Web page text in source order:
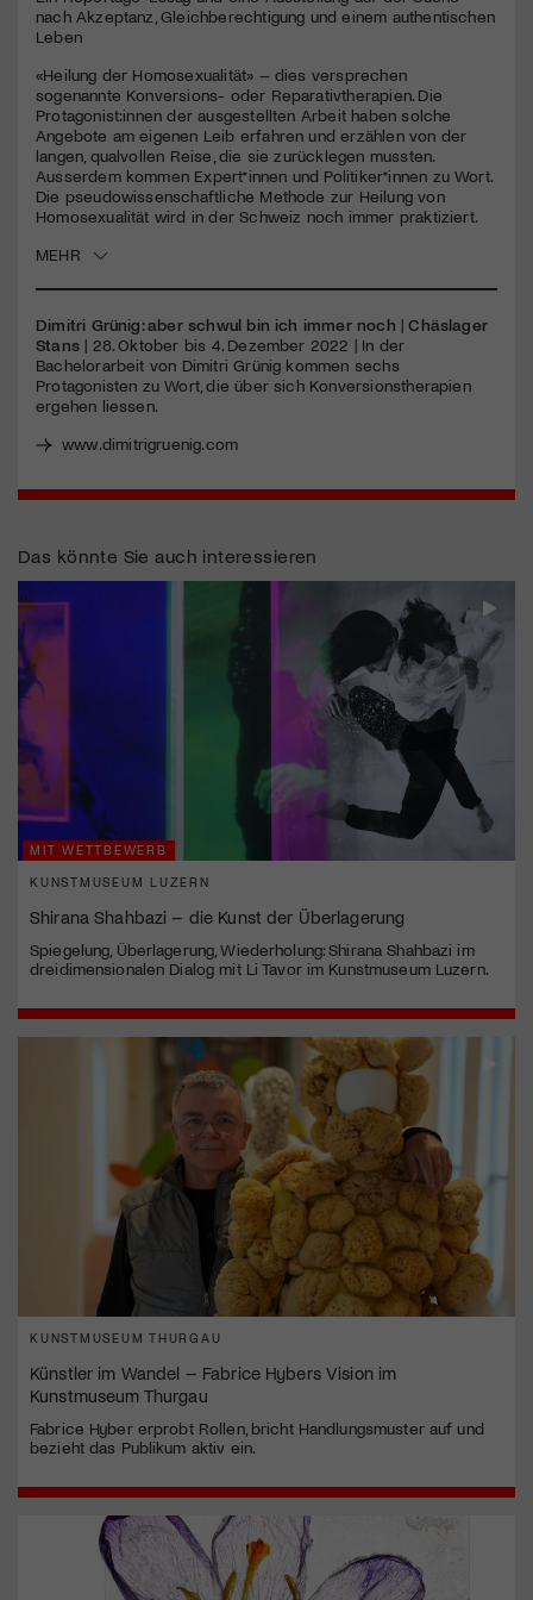
seconds
nach Akzeptanz, Gleichberechtigung und einem authentischen
Leben
«Heilung der Homosexualität» – dies versprechen
sogenannte Konversions- oder Reparativtherapien. Die
Protagonist:innen der ausgestellten Arbeit haben solche
Angebote am eigenen Leib erfahren und erzählen von der
langen, qualvollen Reise, die sie zurücklegen mussten.
Ausserdem kommen Expert*innen und Politiker*innen zu Wort.
Die pseudowissenschaftliche Methode zur Heilung von
Homosexualität wird in der Schweiz noch immer praktiziert.
MEHR
Dimitri Grünig: aber schwul bin ich immer noch |Chäslager
Stans| 28. Oktober bis 4. Dezember 2022 | In der
Bachelorarbeit von Dimitri Grünig kommen sechs
Protagonisten zu Wort, die über sich Konversionstherapien
ergehen liessen.
www.dimitrigruenig.com
Das könnte Sie auch interessieren
MIT WETTBEWERB
KUNSTMUSEUM LUZERN
Shirana Shahbazi – die Kunst der Überlagerung
Spiegelung, Überlagerung, Wiederholung: Shirana Shahbazi im
dreidimensionalen Dialog mit Li Tavor im Kunstmuseum Luzern.
KUNSTMUSEUM THURGAU
Künstler im Wandel – Fabrice Hybers Vision im
Kunstmuseum Thurgau
Fabrice Hyber erprobt Rollen, bricht Handlungsmuster auf und
bezieht das Publikum aktiv ein.